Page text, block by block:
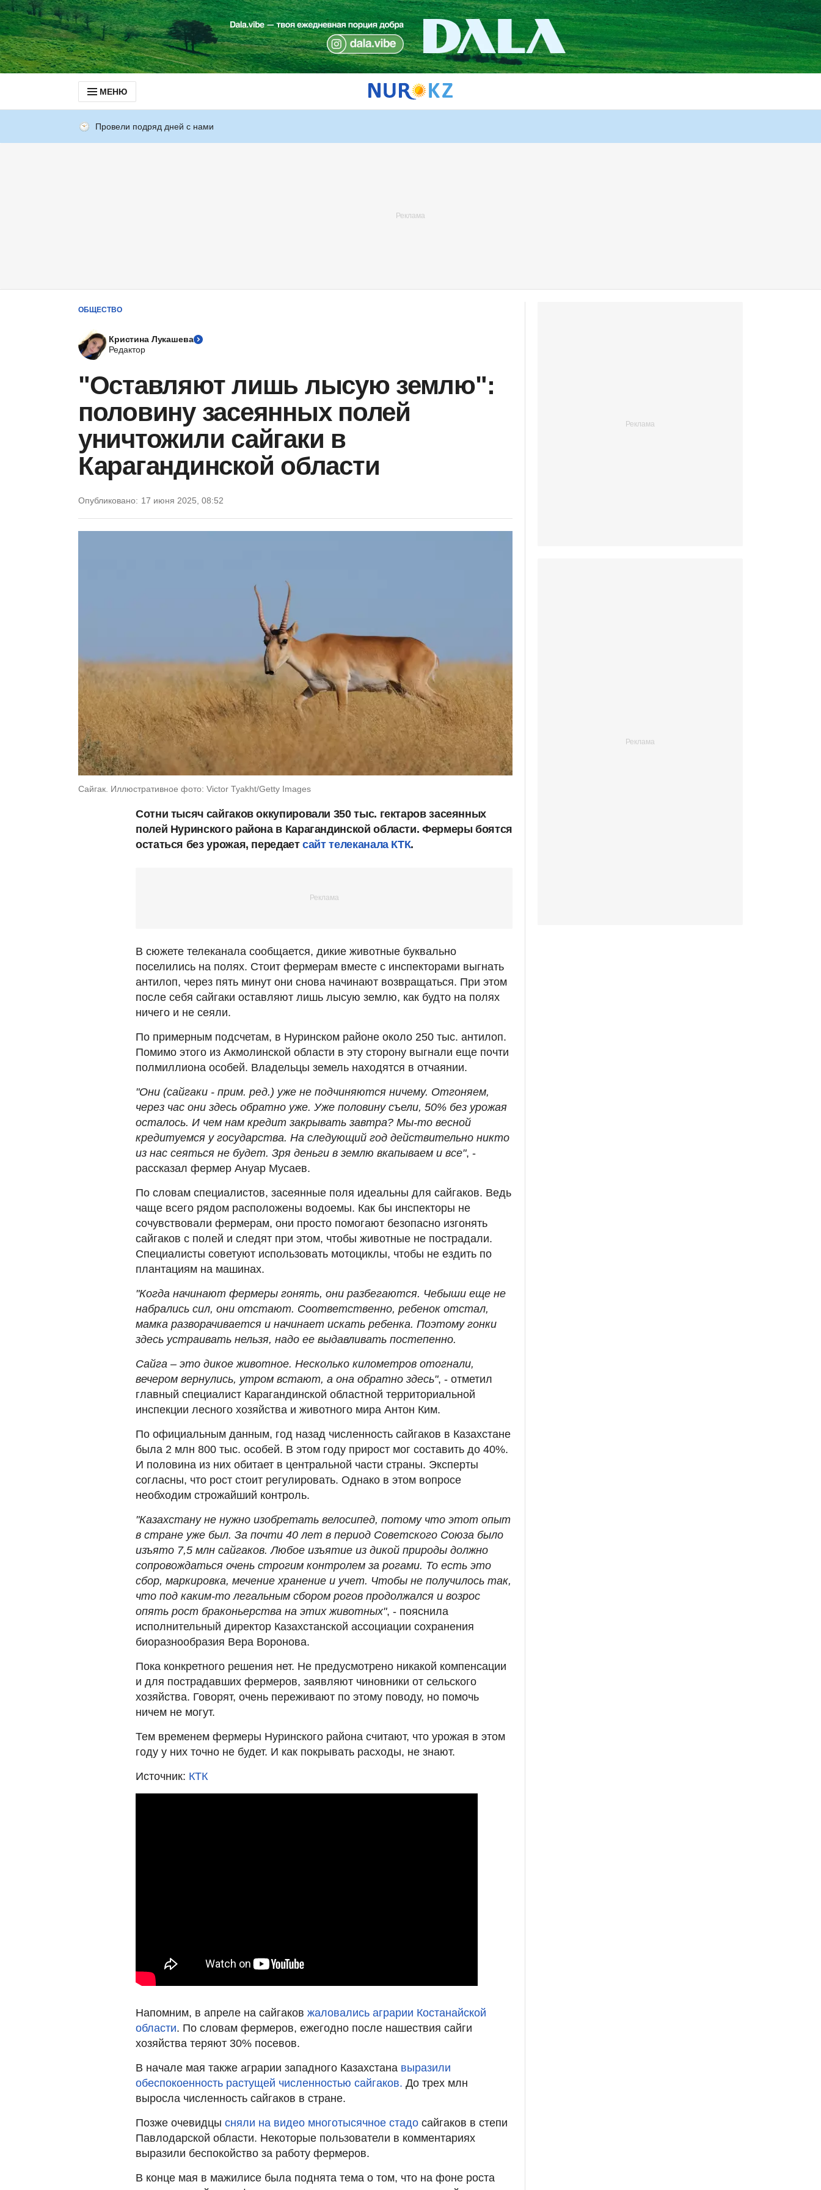
МЕНЮ
Провели подряд дней с нами
ОБЩЕСТВО
Кристина Лукашева
Редактор
"Оставляют лишь лысую землю":
половину засеянных полей
уничтожили сайгаки в
Карагандинской области
Опубликовано: 17 июня 2025, 08:52
Сайгак. Иллюстративное фото: Victor Tyakht/Getty Images
Сотни тысяч сайгаков оккупировали 350 тыс. гектаров засеянных
полей Нуринского района в Карагандинской области. Фермеры боятся
остаться без урожая, передаетсайт телеканала КТК.
В сюжете телеканала сообщается, дикие животные буквально
поселились на полях. Стоит фермерам вместе с инспекторами выгнать
антилоп, через пять минут они снова начинают возвращаться. При этом
после себя сайгаки оставляют лишь лысую землю, как будто на полях
ничего и не сеяли.
По примерным подсчетам, в Нуринском районе около 250 тыс. антилоп.
Помимо этого из Акмолинской области в эту сторону выгнали еще почти
полмиллиона особей. Владельцы земель находятся в отчаянии.
"Они (сайгаки - прим. ред.) уже не подчиняются ничему. Отгоняем,
через час они здесь обратно уже. Уже половину съели, 50% без урожая
осталось. И чем нам кредит закрывать завтра? Мы-то весной
кредитуемся у государства. На следующий год действительно никто
из нас сеяться не будет. Зря деньги в землю вкапываем и все", -
рассказал фермер Ануар Мусаев.
По словам специалистов, засеянные поля идеальны для сайгаков. Ведь
чаще всего рядом расположены водоемы. Как бы инспекторы не
сочувствовали фермерам, они просто помогают безопасно изгонять
сайгаков с полей и следят при этом, чтобы животные не пострадали.
Специалисты советуют использовать мотоциклы, чтобы не ездить по
плантациям на машинах.
"Когда начинают фермеры гонять, они разбегаются. Чебыши еще не
набрались сил, они отстают. Соответственно, ребенок отстал,
мамка разворачивается и начинает искать ребенка. Поэтому гонки
здесь устраивать нельзя, надо ее выдавливать постепенно.
Сайга – это дикое животное. Несколько километров отогнали,
вечером вернулись, утром встают, а она обратно здесь", - отметил
главный специалист Карагандинской областной территориальной
инспекции лесного хозяйства и животного мира Антон Ким.
По официальным данным, год назад численность сайгаков в Казахстане
была 2 млн 800 тыс. особей. В этом году прирост мог составить до 40%.
И половина из них обитает в центральной части страны. Эксперты
согласны, что рост стоит регулировать. Однако в этом вопросе
необходим строжайший контроль.
"Казахстану не нужно изобретать велосипед, потому что этот опыт
в стране уже был. За почти 40 лет в период Советского Союза было
изъято 7,5 млн сайгаков. Любое изъятие из дикой природы должно
сопровождаться очень строгим контролем за рогами. То есть это
сбор, маркировка, мечение хранение и учет. Чтобы не получилось так,
что под каким-то легальным сбором рогов продолжался и возрос
опять рост браконьерства на этих животных", - пояснила
исполнительный директор Казахстанской ассоциации сохранения
биоразнообразия Вера Воронова.
Пока конкретного решения нет. Не предусмотрено никакой компенсации
и для пострадавших фермеров, заявляют чиновники от сельского
хозяйства. Говорят, очень переживают по этому поводу, но помочь
ничем не могут.
Тем временем фермеры Нуринского района считают, что урожая в этом
году у них точно не будет. И как покрывать расходы, не знают.
Источник: КТК
Напомним, в апреле на сайгаков жаловались аграрии Костанайской
области. По словам фермеров, ежегодно после нашествия сайги
хозяйства теряют 30% посевов.
В начале мая также аграрии западного Казахстана выразили
обеспокоенность растущей численностью сайгаков. До трех млн
выросла численность сайгаков в стране.
Позже очевидцы сняли на видео многотысячное стадо сайгаков в степи
Павлодарской области. Некоторые пользователи в комментариях
выразили беспокойство за работу фермеров.
В конце мая в мажилисе была поднята тема о том, что на фоне роста